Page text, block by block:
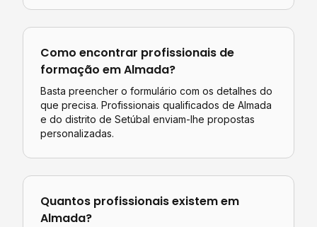
Como encontrar profissionais de
formação emAlmada?
Basta preencher o formulário com os detalhes do
que precisa. Profissionais qualificados de Almada
e do distrito de Setúbal enviam-lhe propostas
personalizadas.
Quantos profissionais existem em
Almada?